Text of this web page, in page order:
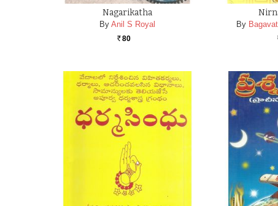
Nagarikatha
By Anil S Royal
Rs. 80
By